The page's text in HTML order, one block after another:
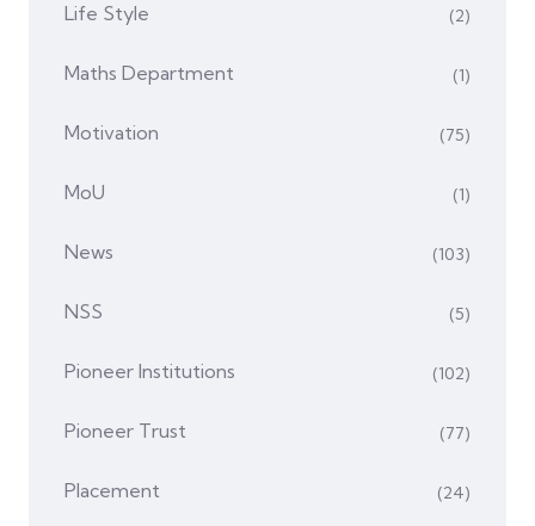
Life Style (2)
Maths Department (1)
Motivation (75)
MoU (1)
News (103)
NSS (5)
Pioneer Institutions (102)
Pioneer Trust (77)
Placement (24)